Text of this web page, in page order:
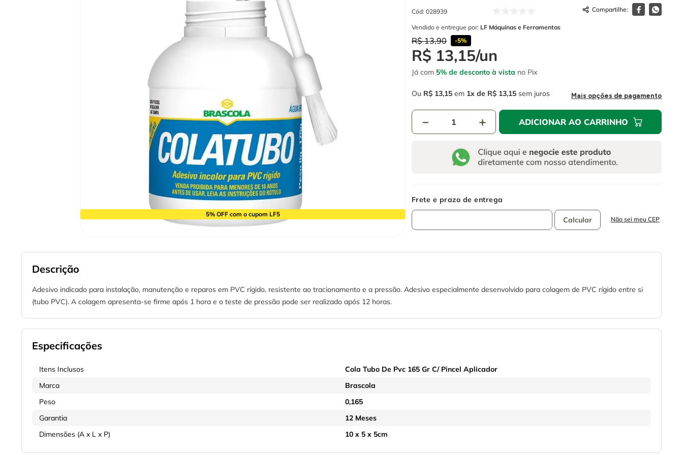
5% OFF com o cupom LF5
Cód: 028939
Vendido e entregue por: LF Máquinas e Ferramentas
R$ 13,90 -5%
R$ 13,15/un
Já com 5% de desconto à vista no Pix
Ou R$ 13,15 em 1 R$ 13,15 sem juros Mais opções de pagamento
＋
－ ADICIONAR AO CARRINHO
Não sei meu CEP
Descrição
Adesivo indicado para instalação, manutenção e reparos em PVC rígido, resistente ao tracionamento e a pressão. Adesivo especialmente desenvolvido para colagem de PVC rígido entre si
(tubo PVC). A colagem apresenta-se firme após 1 hora e o teste de pressão pode ser realizado após 12 horas.
Especificações
Itens Inclusos
Cola Tubo De Pvc 165 Gr C/ Pincel Aplicador
Marca
Brascola
Peso
0,165
Garantia
12 Meses
Dimensões (A x L x P)
10 x 5 x 5cm